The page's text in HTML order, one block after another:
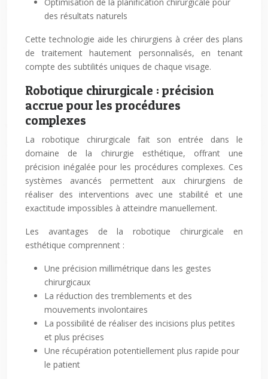
des résultats naturels
Cette technologie aide les chirurgiens à créer des plans
de traitement hautement personnalisés, en tenant
compte des subtilités uniques de chaque visage.
Robotique chirurgicale : précision
accrue pour les procédures
complexes
La robotique chirurgicale fait son entrée dans le
domaine de la chirurgie esthétique, offrant une
précision inégalée pour les procédures complexes. Ces
systèmes avancés permettent aux chirurgiens de
réaliser des interventions avec une stabilité et une
exactitude impossibles à atteindre manuellement.
Les avantages de la robotique chirurgicale en
esthétique comprennent :
Une précision millimétrique dans les gestes
chirurgicaux
La réduction des tremblements et des
mouvements involontaires
La possibilité de réaliser des incisions plus petites
et plus précises
Une récupération potentiellement plus rapide pour
le patient